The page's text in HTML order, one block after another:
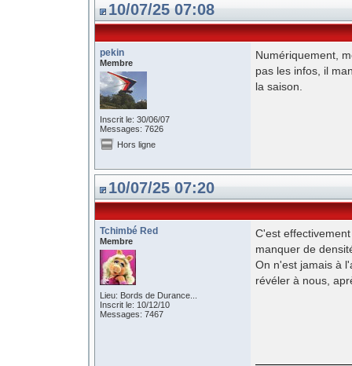
10/07/25 07:08
pekin
Membre
Inscrit le: 30/06/07
Messages: 7626
Numériquement,
pas les infos, il
la saison.
Hors ligne
10/07/25 07:20
Tchimbé Red
Membre
Lieu: Bords de Durance...
Inscrit le: 10/12/10
Messages: 7467
C'est
manquer de
On n'est jamais à
révéler à nous,